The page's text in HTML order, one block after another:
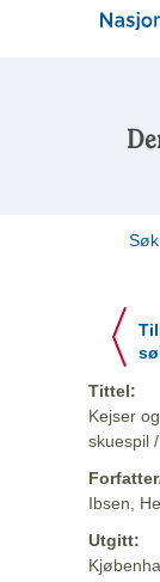
Søk
Tittel:
Kejser
skuespil
Ibsen,
Utgitt: